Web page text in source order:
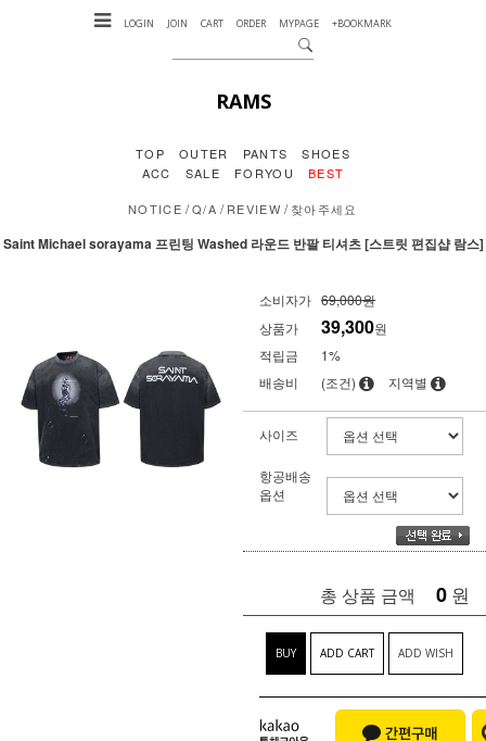
LOGIN JOIN CART ORDER MYPAGE +BOOKMARK
RAMS
TOP OUTER PANTS
SHOES
ACC
SALE FORYOU BEST
NOTICE /Q/A /REVIEW /찾아주세요
Saint Michael sorayama 프린팅 Washed 라운드 반팔 티셔츠 [스트릿 편집샵 람스]
소비자가 69,000원
상품가
39,300원
적립금
1%
배송비
(조건) 지역별
사이즈
항공배송
옵션
총 상품 금액 0 원
BUY ADD CART ADD WISH